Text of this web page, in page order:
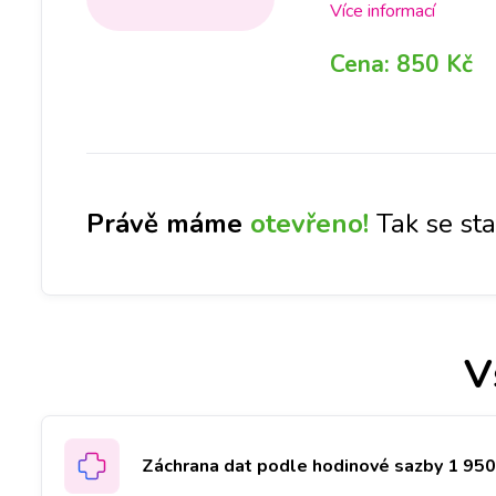
možné. Kontakt s
některých případech
Více informací
Cena: 850 Kč
Právě máme otevřeno! Tak se
Záchrana dat podle hodinové sazby 1 950